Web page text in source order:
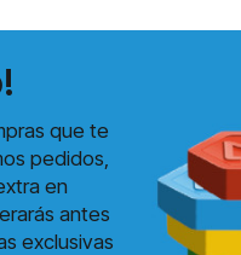
que te
pedidos,
en
antes
exclusivas